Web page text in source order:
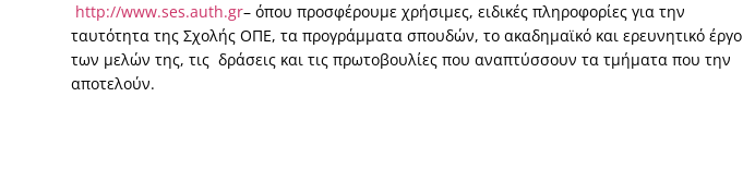
http://www.ses.auth.gr– όπου προσφέρουμε χρήσιμες, ειδικές πληροφορίες για την
ταυτότητα της Σχολής ΟΠΕ, τα προγράμματα σπουδών, το ακαδημαϊκό και ερευνητικό έργο
των μελών της, τις δράσεις και τις πρωτοβουλίες που αναπτύσσουν τα τμήματα που την
αποτελούν.